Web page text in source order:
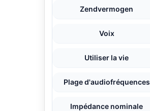
Zendvermogen
Voix
Utiliser la vie
Plage d'audiofréquences
Impédance nominale